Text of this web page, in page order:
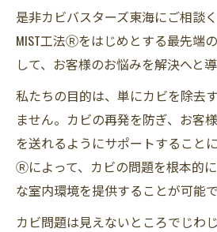
是非カビバスターズ東海にご相談
MIST工法Ⓡをはじめとする最先端
して、お客様のお悩みを解決へと導
私たちの目的は、単にカビを除去
ません。カビの再発を防ぎ、お客
を送れるようにサポートすること
Ⓡによって、カビの問題を根本的
な室内環境を提供することが可能で
カビ問題は見えないところでじわ